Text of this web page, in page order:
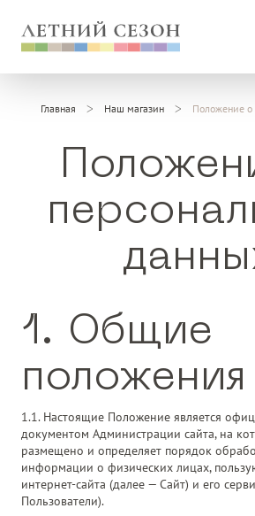
Главная Наш магазин Положение о
1. Общие
положения
1.1. Настоящие Положение является
документом Администрации сайта, на
размещено и определяет порядок
информации о физических лицах,
интернет-сайта (далее — Сайт) и его
Пользователи).